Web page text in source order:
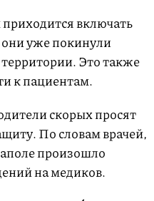
включать
они уже покинули
Это также
к пациентам.
скорых просят
По словам врачей,
произошло
на медиков.